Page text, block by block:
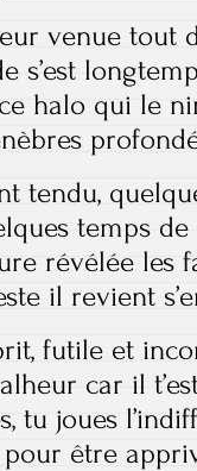
venue tout
s’est
halo qui le
tendu,
temps
révélée les
il revient
futile et
car il
tu joues
être